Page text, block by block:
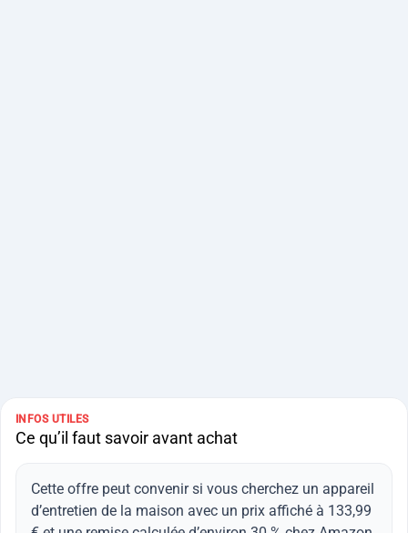
INFOS UTILES
Ce qu’il faut savoir avant achat
Cette offre peut convenir si vous cherchez un appareil
d’entretien de la maison avec un prix affiché à 133,99